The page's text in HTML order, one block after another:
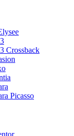
Crossback
Picasso